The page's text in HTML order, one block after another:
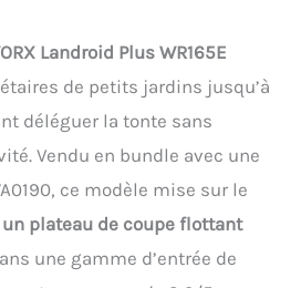
Landroid Plus WR165E
de petits jardins jusqu’à
déléguer la tonte sans
Vendu en bundle avec une
ce modèle mise sur le
plateau de coupe flottant
une gamme d’entrée de